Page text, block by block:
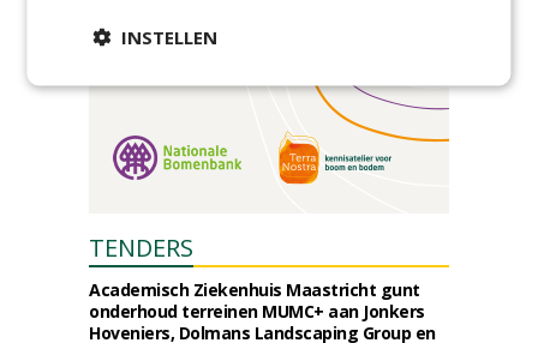
TENDERS
Academisch Ziekenhuis Maastricht gunt
onderhoud terreinen MUMC+ aan Jonkers
Hoveniers, Dolmans Landscaping Group en
INSTELLEN